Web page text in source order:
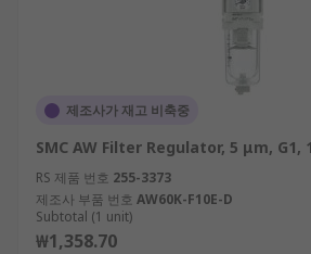
제조사가 재고 비축중
SMC AW Filter Regulator, 5 μm, G1,
RS 제품 번호 255-3373
제조사 부품 번호 AW60K-F10E-D
Subtotal (1 unit)
₩1,358.70